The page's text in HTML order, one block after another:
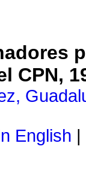
CPN,
English